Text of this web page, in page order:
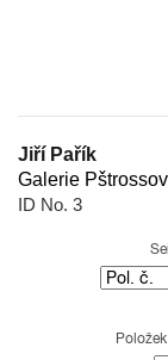
Jiří Pařík
Galerie
ID No. 3